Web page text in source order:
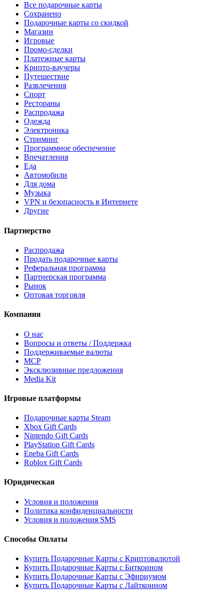
Все подарочные карты
Сохранено
Подарочные карты со скидкой
Магазин
Игровые
Промо-сделки
Платежные карты
Крипто-ваучеры
Путешествие
Развлечения
Спорт
Рестораны
Распродажа
Одежда
Электроника
Стриминг
Программное обеспечение
Впечатления
Еда
Автомобили
Для дома
Музыка
VPN и безопасность в Интернете
Другие
Партнерство
Распродажа
Продать подарочные карты
Реферальная программа
Партнерская программа
Рынок
Оптовая торговля
Компания
О нас
Вопросы и ответы / Поддержка
Поддерживаемые валюты
MCP
Эксклюзивные предложения
Media Kit
Игровые платформы
Подарочные карты Steam
Xbox Gift Cards
Nintendo Gift Cards
PlayStation Gift Cards
Eneba Gift Cards
Roblox Gift Cards
Юридическая
Условия и положения
Политика конфиденциальности
Условия и положения SMS
Способы Оплаты
Купить Подарочные Карты с Криптовалютой
Купить Подарочные Карты с Биткоином
Купить Подарочные Карты с Эфириумом
Купить Подарочные Карты с Лайткоином